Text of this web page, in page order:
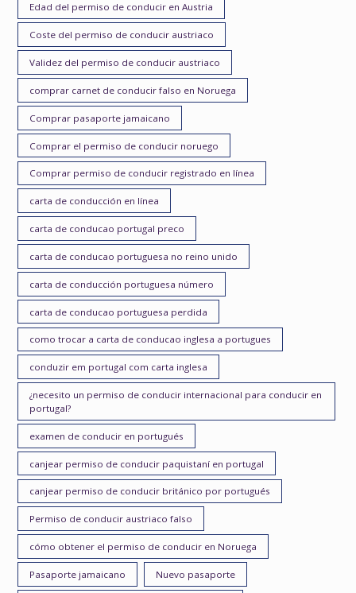
Edad del permiso de conducir en Austria
Coste del permiso de conducir austriaco
Validez del permiso de conducir austriaco
comprar carnet de conducir falso en Noruega
Comprar pasaporte jamaicano
Comprar el permiso de conducir noruego
Comprar permiso de conducir registrado en línea
carta de conducción en línea
carta de conducao portugal preco
carta de conducao portuguesa no reino unido
carta de conducción portuguesa número
carta de conducao portuguesa perdida
como trocar a carta de conducao inglesa a portugues
conduzir em portugal com carta inglesa
¿necesito un permiso de conducir internacional para conducir en
portugal?
examen de conducir en portugués
canjear permiso de conducir paquistaní en portugal
canjear permiso de conducir británico por portugués
Permiso de conducir austriaco falso
cómo obtener el permiso de conducir en Noruega
Pasaporte jamaicano Nuevo pasaporte